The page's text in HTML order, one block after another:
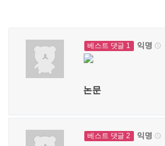
베스트 댓글 1 익명 
논문
베스트 댓글 2 익명 